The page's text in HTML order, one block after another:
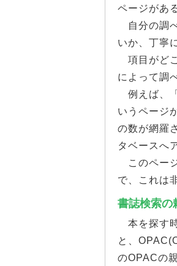
ページがあ
自分の調
いか、丁寧
項目がど
によって調
例えば、
いうページ
の数が網羅
タベースへ
このペー
で、これは
書誌検索の
本を探す
と、
のOPACの